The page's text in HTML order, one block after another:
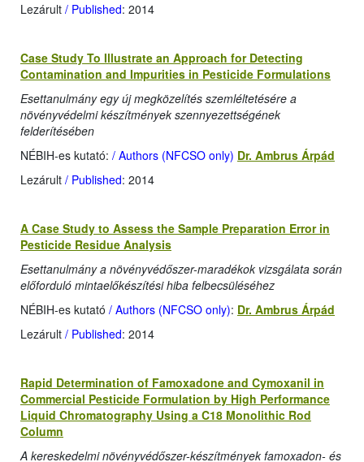
Lezárult / Published: 2014
Case Study To Illustrate an Approach for Detecting
Contamination and Impurities in Pesticide Formulations
Esettanulmány egy új megközelítés szemléltetésére a
növényvédelmi készítmények szennyezettségének
felderítésében
NÉBIH-es kutató: / Authors (NFCSO only) Dr. Ambrus Árpád
Lezárult / Published: 2014
A Case Study to Assess the Sample Preparation Error in
Pesticide Residue Analysis
Esettanulmány a növényvédőszer-maradékok vizsgálata során
előforduló mintaelőkészítési hiba felbecsüléséhez
NÉBIH-es kutató / Authors (NFCSO only): Dr. Ambrus Árpád
Lezárult / Published: 2014
Rapid Determination of Famoxadone and Cymoxanil in
Commercial Pesticide Formulation by High Performance
Liquid Chromatography Using a C18 Monolithic Rod
Column
A kereskedelmi növényvédőszer-készítmények famoxadon- és